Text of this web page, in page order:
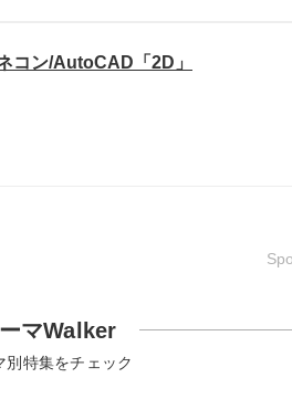
コン/AutoCAD「2D」
マWalker
別特集をチェック